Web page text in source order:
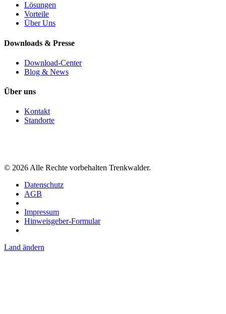
Lösungen
Vorteile
Über Uns
Downloads & Presse
Download-Center
Blog & News
Über uns
Kontakt
Standorte
© 2026 Alle Rechte vorbehalten Trenkwalder.
Datenschutz
AGB
Impressum
Hinweisgeber-Formular
Land ändern